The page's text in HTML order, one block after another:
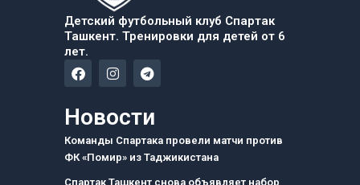
Детский футбольный клуб Спартак
Ташкент. Тренировки для детей от 6
лет.
F
a
e
b
o
k
I
n
a
g
r
a
m
T
e
g
a
m
Новости
Команды Спартака провели матчи против
ФК «Помир» из Таджикистана
Спартак Ташкент снова объявляет набор